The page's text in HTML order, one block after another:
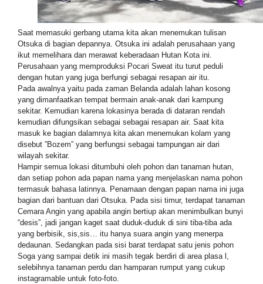
Saat memasuki gerbang utama kita akan menemukan tulisan
Otsuka di bagian depannya. Otsuka ini adalah perusahaan yang
ikut memelihara dan merawat keberadaan Hutan Kota ini.
Perusahaan yang memproduksi Pocari Sweat itu turut peduli
dengan hutan yang juga berfungi sebagai resapan air itu.
Pada awalnya yaitu pada zaman Belanda adalah lahan kosong
yang dimanfaatkan tempat bermain anak-anak dari kampung
sekitar. Kemudian karena lokasinya berada di dataran rendah
kemudian difungsikan sebagai sebagai resapan air. Saat kita
masuk ke bagian dalamnya kita akan menemukan kolam yang
disebut ”Bozem” yang berfungsi sebagai tampungan air dari
wilayah sekitar.
Hampir semua lokasi ditumbuhi oleh pohon dan tanaman hutan,
dan setiap pohon ada papan nama yang menjelaskan nama pohon
termasuk bahasa latinnya. Penamaan dengan papan nama ini juga
bagian dari bantuan dari Otsuka. Pada sisi timur, terdapat tanaman
Cemara Angin yang apabila angin bertiup akan menimbulkan bunyi
“desis”, jadi jangan kaget saat duduk-duduk di sini tiba-tiba ada
yang berbisik, sis,sis… itu hanya suara angin yang menerpa
dedaunan. Sedangkan pada sisi barat terdapat satu jenis pohon
Soga yang sampai detik ini masih tegak berdiri di area plasa l,
selebihnya tanaman perdu dan hamparan rumput yang cukup
instagramable untuk foto-foto.